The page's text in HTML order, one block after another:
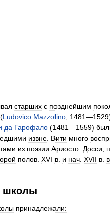
старших с позднейшим
(Ludovico Mazzolino 1481—1529
да Гарофало (1481—1559)
извне Вити много
из поэзии Ариосто Досси
полов XVI в и нач XVII в
школы
принадлежали: